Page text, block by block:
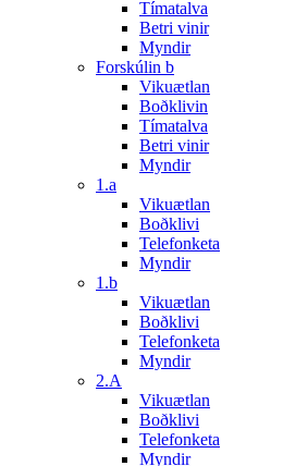
Tímatalva
Betri vinir
Myndir
Forskúlin b
Vikuætlan
Boðklivin
Tímatalva
Betri vinir
Myndir
1.a
Vikuætlan
Boðklivi
Telefonketa
Myndir
1.b
Vikuætlan
Boðklivi
Telefonketa
Myndir
2.A
Vikuætlan
Boðklivi
Telefonketa
Myndir